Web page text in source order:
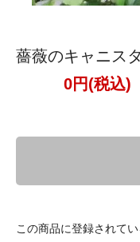
薔薇のキャニス
0円(税込)
この商品に登録されて